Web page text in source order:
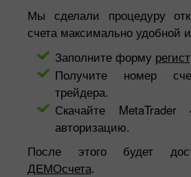
Мы сделали процедуру
счета максимально удобной
Заполните форму
Получите номер
трейдера.
Скачайте
авторизацию.
После этого будет
ДЕМОсчета.